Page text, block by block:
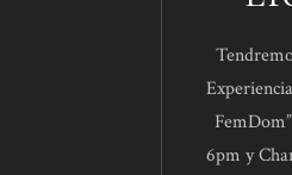
6pm y